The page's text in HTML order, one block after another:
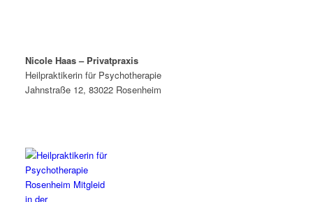
Nicole Haas – Privatpraxis
Heilpraktikerin für Psychotherapie
Jahnstraße 12, 83022 Rosenheim